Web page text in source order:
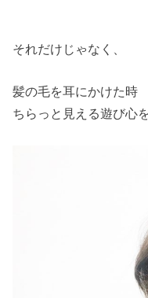
それだけじゃなく、
髪の毛を耳にかけた時
ちらっと見える遊び心